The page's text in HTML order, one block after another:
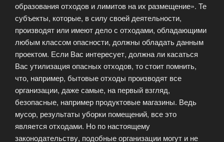
образования отходов и лимитов на их размещение». Те
субъекты, которые, в силу своей деятельности,
производят или имеют дело с отходами, обладающими
любым классом опасности, должны обладать данным
проектом. Если Вас интересует, должна ли касаться
Вас утилизация опасных отходов, то стоит помнить,
что, например, бытовые отходы производят все
организации, даже самые, на первый взгляд,
безопасные, например продуктовые магазины. Ведь
мусор, результаты уборки помещений, все это
является отходами. Но по настоящему
законодательству, подобные организации могут и не